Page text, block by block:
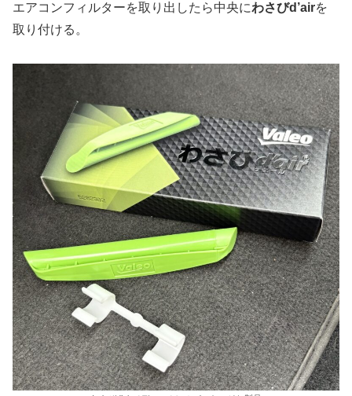
エアコンフィルターを取り出したら中央にわさびd’airを
取り付ける。